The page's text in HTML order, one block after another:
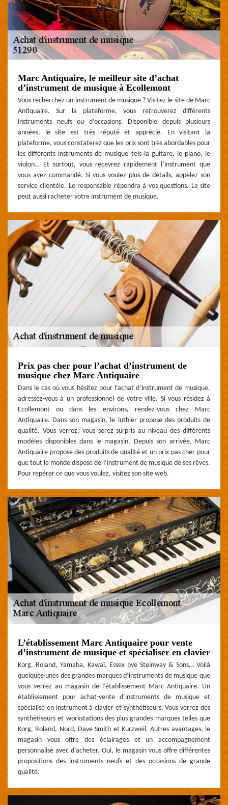
Marc Antiquaire, le meilleur site d’achat
d’instrument de musique à Ecollemont
Vous recherchez un instrument de musique ? Visitez le site de Marc
Antiquaire. Sur la plateforme, vous retrouverez différents
instruments neufs ou d’occasions. Disponible depuis plusieurs
années, le site est très réputé et apprécié. En visitant la
plateforme, vous constaterez que les prix sont très abordables pour
les différents instruments de musique tels la guitare, le piano, le
violon… Et surtout, vous recevrez rapidement l’instrument que
vous avez commandé. Si vous voulez plus de détails, appelez son
service clientèle. Le responsable répondra à vos questions. Le site
peut aussi racheter votre instrument de musique.
Prix pas cher pour l’achat d’instrument de
musique chez Marc Antiquaire
Dans le cas où vous hésitez pour l’achat d’instrument de musique,
adressez-vous à un professionnel de votre ville. Si vous résidez à
Ecollemont ou dans les environs, rendez-vous chez Marc
Antiquaire. Dans son magasin, le luthier propose des produits de
qualité. Vous verrez, vous serez surpris au niveau des différents
modèles disponibles dans le magasin. Depuis son arrivée, Marc
Antiquaire propose des produits de qualité et un prix pas cher pour
que tout le monde dispose de l’instrument de musique de ses rêves.
Pour repérer ce que vous voulez, visitez son site web.
L’établissement Marc Antiquaire pour vente
d’instrument de musique et spécialiser en clavier
Korg, Roland, Yamaha, Kawaï, Essex bye Steinway & Sons… Voilà
quelques-unes des grandes marques d’instruments de musique que
vous verrez au magasin de l’établissement Marc Antiquaire. Un
établissement pour achat-vente d’instruments de musique et
spécialisé en instrument à clavier et synthétiseurs. Vous verrez des
synthétiseurs et workstations des plus grandes marques telles que
Korg, Roland, Nord, Dave Smith et Kurzweil. Autres avantages, le
magasin vous offre des éclairages et un accompagnement
personnalisé avec d’acheter. Oui, le magasin vous offre différentes
propositions des instruments neufs et des occasions de grande
qualité.